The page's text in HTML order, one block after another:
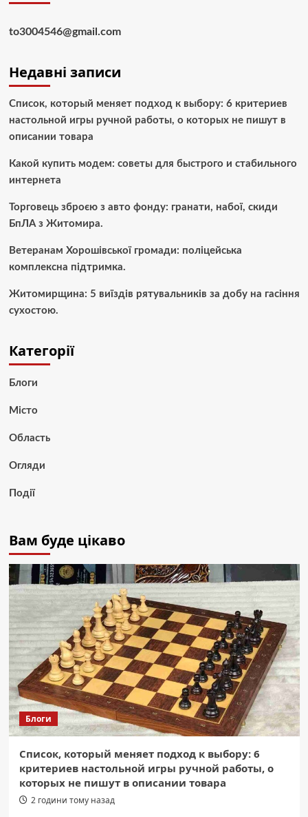
to3004546@gmail.com
Недавні записи
Список, который меняет подход к выбору: 6 критериев
настольной игры ручной работы, о которых не пишут в
описании товара
Какой купить модем: советы для быстрого и стабильного
интернета
Торговець зброєю з авто фонду: гранати, набої, скиди
БпЛА з Житомира.
Ветеранам Хорошівської громади: поліцейська
комплексна підтримка.
Житомирщина: 5 виїздів рятувальників за добу на гасіння
сухостою.
Категорії
Блоги
Місто
Область
Огляди
Події
Вам буде цікаво
Блоги
Список, который меняет подход к выбору: 6
критериев настольной игры ручной работы, о
которых не пишут в описании товара
2 години тому назад